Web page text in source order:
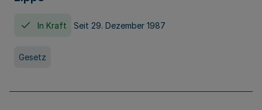
In Kraft Seit 29. Dezember 1987
Gesetz